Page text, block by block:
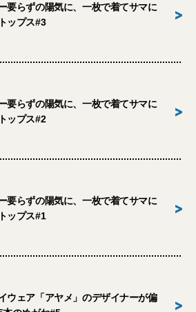
要らずの陽気に、一枚で着てサマに
ップス#3
>
要らずの陽気に、一枚で着てサマに
ップス#2
>
要らずの陽気に、一枚で着てサマに
ップス#1
>
ウェア「アヤメ」のデザイナーが偏
>